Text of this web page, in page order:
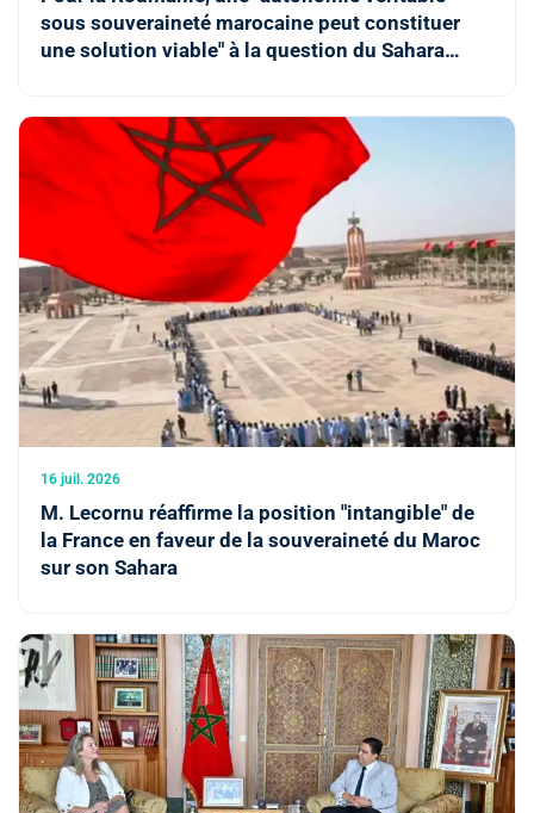
sous souveraineté marocaine peut constituer
une solution viable" à la question du Sahara
16 juil. 2026
M. Lecornu réaffirme la position "intangible" de
la France en faveur de la souveraineté du Maroc
sur son Sahara